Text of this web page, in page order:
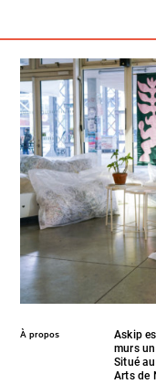
À propos
Askip
murs
Situé
Arts de